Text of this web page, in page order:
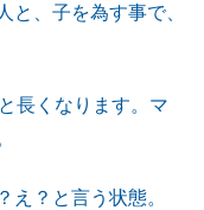
、子を為す事で、
長くなります。マ
え？と言う状態。